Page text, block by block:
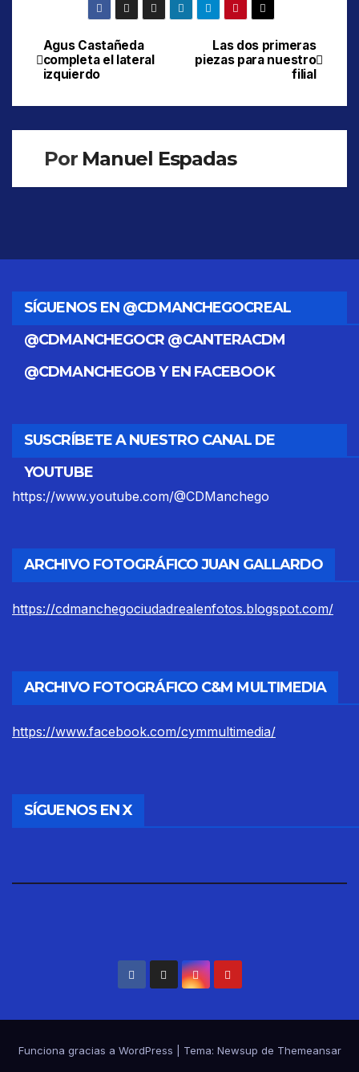
Navegación
de
Las dos primeras
piezas para nuestro
filial
Agus Castañeda
completa el lateral
izquierdo
Por Manuel Espadas
SÍGUENOS EN @CDMANCHEGOCREAL
@CDMANCHEGOCR @CANTERACDM
@CDMANCHEGOB Y EN FACEBOOK
SUSCRÍBETE A NUESTRO CANAL DE
YOUTUBE
https://www.youtube.com/@CDManchego
ARCHIVO FOTOGRÁFICO JUAN GALLARDO
https://cdmanchegociudadrealenfotos.blogspot.com/
ARCHIVO FOTOGRÁFICO C&M MULTIMEDIA
https://www.facebook.com/cymmultimedia/
SÍGUENOS EN X
Funciona gracias a WordPress Tema: Newsup de Themeansar